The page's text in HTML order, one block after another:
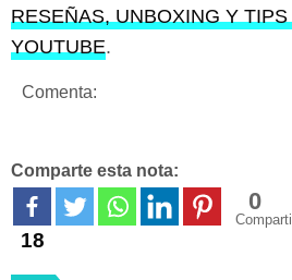
RESEÑAS, UNBOXING Y
YOUTUBE.
Comenta:
Comparte esta nota:
18
0